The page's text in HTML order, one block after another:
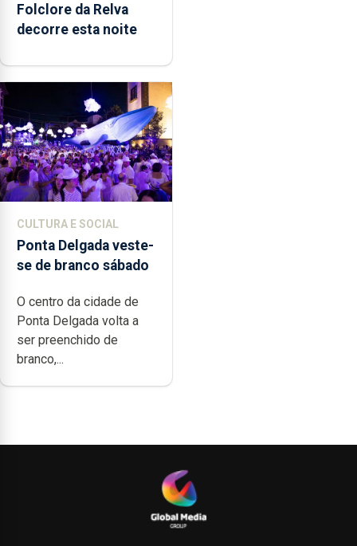
Folclore da Relva
decorre esta noite
CULTURA E SOCIAL
Ponta Delgada veste-
se de branco sábado
O centro da cidade de
Ponta Delgada volta a
ser preenchido de
branco,...